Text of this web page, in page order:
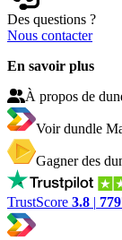
Des questions ?
Nous contacter
En savoir plus
À propos de
Voir dundle
Gagner des
TrustScore 3.8 |